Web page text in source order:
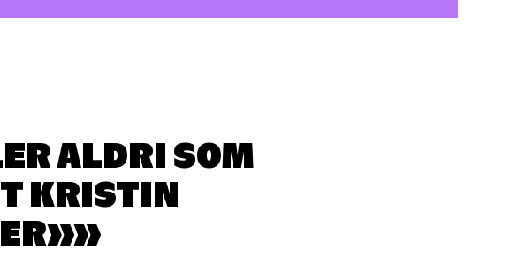
ALDRI SOM
KRISTIN